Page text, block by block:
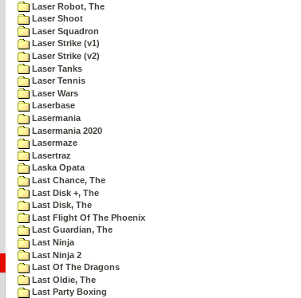
Laser Robot, The
Laser Shoot
Laser Squadron
Laser Strike (v1)
Laser Strike (v2)
Laser Tanks
Laser Tennis
Laser Wars
Laserbase
Lasermania
Lasermania 2020
Lasermaze
Lasertraz
Laska Opata
Last Chance, The
Last Disk +, The
Last Disk, The
Last Flight Of The Phoenix
Last Guardian, The
Last Ninja
Last Ninja 2
Last Of The Dragons
Last Oldie, The
Last Party Boxing